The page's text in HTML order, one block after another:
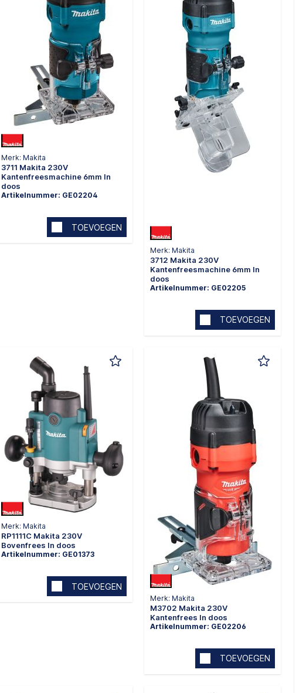
Merk: Makita
3711 Makita 230V
Kantenfreesmachine 6mm In
doos
Artikelnummer: GE02204
TOEVOEGEN
Merk: Makita
3712 Makita 230V
Kantenfreesmachine 6mm In
doos
Artikelnummer: GE02205
TOEVOEGEN
Merk: Makita
RP1111C Makita 230V
Bovenfrees In doos
Artikelnummer: GE01373
TOEVOEGEN
Merk: Makita
M3702 Makita 230V
Kantenfrees In doos
Artikelnummer: GE02206
TOEVOEGEN